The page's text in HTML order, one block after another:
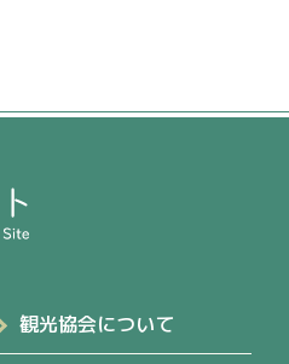
観光協会について